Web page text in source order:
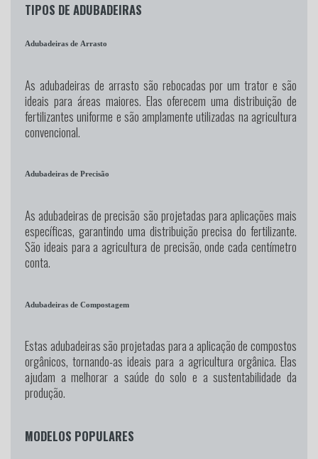
TIPOS DE ADUBADEIRAS
Adubadeiras de Arrasto
As adubadeiras de arrasto são rebocadas por um trator e são
ideais para áreas maiores. Elas oferecem uma distribuição de
fertilizantes uniforme e são amplamente utilizadas na agricultura
convencional.
Adubadeiras de Precisão
As adubadeiras de precisão são projetadas para aplicações mais
específicas, garantindo uma distribuição precisa do fertilizante.
São ideais para a agricultura de precisão, onde cada centímetro
conta.
Adubadeiras de Compostagem
Estas adubadeiras são projetadas para a aplicação de compostos
orgânicos, tornando-as ideais para a agricultura orgânica. Elas
ajudam a melhorar a saúde do solo e a sustentabilidade da
produção.
MODELOS POPULARES